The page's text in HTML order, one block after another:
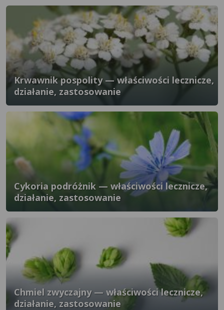
Krwawnik pospolity — właściwości lecznicze,
działanie, zastosowanie
Cykoria podróżnik — właściwości lecznicze,
działanie, zastosowanie
Chmiel zwyczajny — właściwości lecznicze,
działanie, zastosowanie